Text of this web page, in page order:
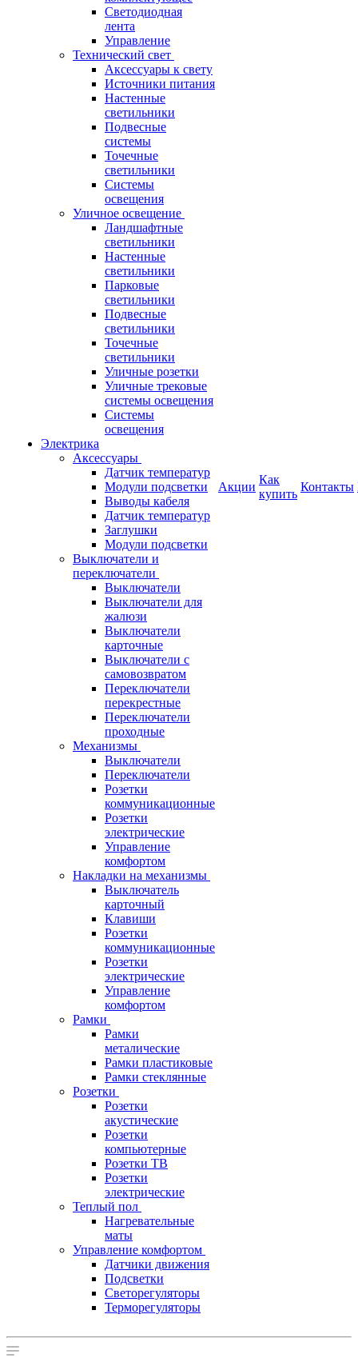
Светодиодная
лента
Управление
Технический свет
Аксессуары к свету
Источники питания
Настенные
светильники
Подвесные
системы
Точечные
светильники
Системы
освещения
Уличное освещение
Ландшафтные
светильники
Настенные
светильники
Парковые
светильники
Подвесные
светильники
Точечные
светильники
Уличные розетки
Уличные трековые
системы освещения
Системы
освещения
Электрика
Аксессуары
Датчик температур
Модули подсветки
Выводы кабеля
Датчик температур
Заглушки
Модули подсветки
Выключатели и
переключатели
Выключатели
Выключатели для
жалюзи
Выключатели
карточные
Выключатели с
самовозвратом
Переключатели
перекрестные
Переключатели
проходные
Механизмы
Выключатели
Переключатели
Розетки
коммуникационные
Розетки
электрические
Управление
комфортом
Накладки на механизмы
Выключатель
карточный
Клавиши
Розетки
коммуникационные
Розетки
электрические
Управление
комфортом
Рамки
Рамки
металические
Рамки пластиковые
Рамки стеклянные
Розетки
Розетки
акустические
Розетки
компьютерные
Розетки ТВ
Розетки
электрические
Теплый пол
Нагревательные
маты
Управление комфортом
Датчики движения
Подсветки
Светорегуляторы
Терморегуляторы
Акции
Как
купить
Контакты